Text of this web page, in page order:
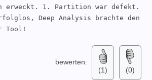
erweckt. 1. Partition war defekt.
Deep Analysis brachte den
Tool!
bewerten:
(1)
(0)